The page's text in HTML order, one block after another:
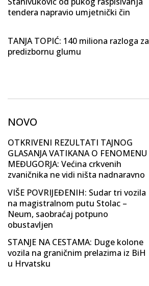
tendera napravio umjetnički čin
TANJA TOPIĆ: 140 miliona razloga za
predizbornu glumu
NOVO
OTKRIVENI REZULTATI TAJNOG
GLASANJA VATIKANA O FENOMENU
MEĐUGORJA: Većina crkvenih
zvaničnika ne vidi ništa nadnaravno
VIŠE POVRIJEĐENIH: Sudar tri vozila
na magistralnom putu Stolac –
Neum, saobraćaj potpuno
obustavljen
STANJE NA CESTAMA: Duge kolone
vozila na graničnim prelazima iz BiH
u Hrvatsku